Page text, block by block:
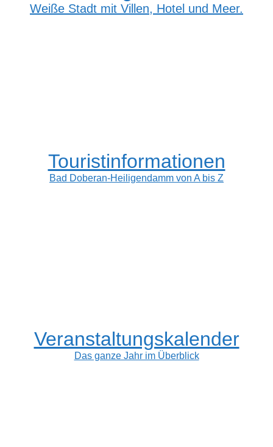
Weiße Stadt mit Villen, Hotel und Meer.
Touristinformationen
Bad Doberan-Heiligendamm von A bis Z
Veranstaltungskalender
Das ganze Jahr im Überblick